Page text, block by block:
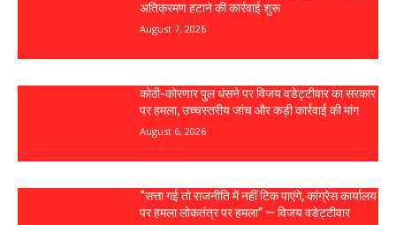
अतिक्रमण हटाने की कार्रवाई शुरू
August 7, 2026
कोठी-कोरणार पुल धंसने पर विजय वडेट्टीवार का सरकार
पर हमला, उच्चस्तरीय जांच और कड़ी कार्रवाई की मांग
August 6, 2026
“सत्ता गई तो राजनीति में नहीं टिक पाएंगे, कांग्रेस कार्यालय
पर हमला लोकतंत्र पर हमला” — विजय वडेट्टीवार